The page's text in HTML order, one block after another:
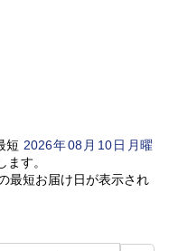
短 2026年08 月 10日月曜
ます。
最短お届け日が表示され